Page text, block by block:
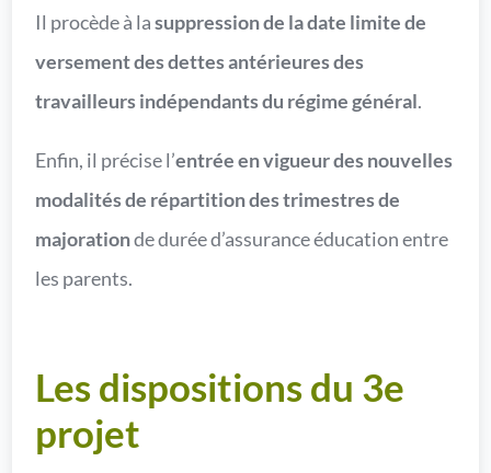
Il procède à lasuppression de la date limite de
versement des dettes antérieures des
travailleurs indépendants du régime général.
Enfin, il précise l’entrée en vigueur des nouvelles
modalités de répartition des trimestres de
majorationde durée d’assurance éducation entre
les parents.
Les dispositions du 3e
projet